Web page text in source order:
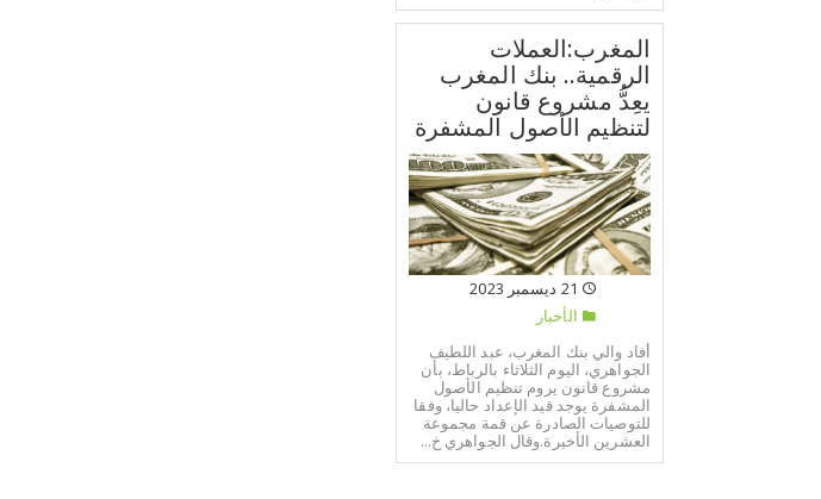
المغرب:العملات
الرقمية.. بنك المغرب
يعِدُّ مشروع قانون
لتنظيم الأصول المشفرة
الأخبار
أفاد والي بنك المغرب، عبد اللطيف
الجواهري، اليوم الثلاثاء بالرباط، بأن
مشروع قانون يروم تنظيم الأصول
المشفرة يوجد قيد الإعداد حاليا، وفقا
للتوصيات الصادرة عن قمة مجموعة
العشرين الأخيرة.وقال الجواهري خ...